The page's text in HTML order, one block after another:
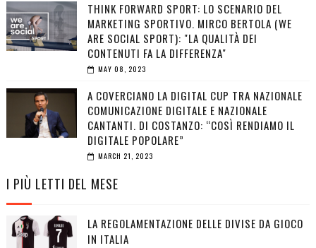
THINK FORWARD SPORT: LO SCENARIO DEL
MARKETING SPORTIVO. MIRCO BERTOLA (WE
ARE SOCIAL SPORT): "LA QUALITÀ DEI
CONTENUTI FA LA DIFFERENZA"
MAY 08, 2023
A COVERCIANO LA DIGITAL CUP TRA NAZIONALE
COMUNICAZIONE DIGITALE E NAZIONALE
CANTANTI. DI COSTANZO: “COSÌ RENDIAMO IL
DIGITALE POPOLARE”
MARCH 21, 2023
I PIÙ LETTI DEL MESE
LA REGOLAMENTAZIONE DELLE DIVISE DA GIOCO
IN ITALIA